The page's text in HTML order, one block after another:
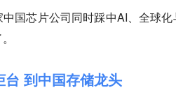
中国芯片公司同时踩中AI、全球
台 到中国存储龙头